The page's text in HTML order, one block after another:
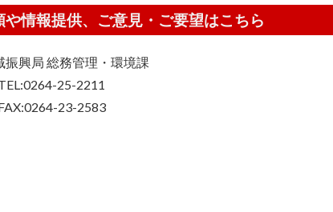
情報提供、ご意見・ご要望はこちら
振興局 総務管理・環境課
25-2211
23-2583